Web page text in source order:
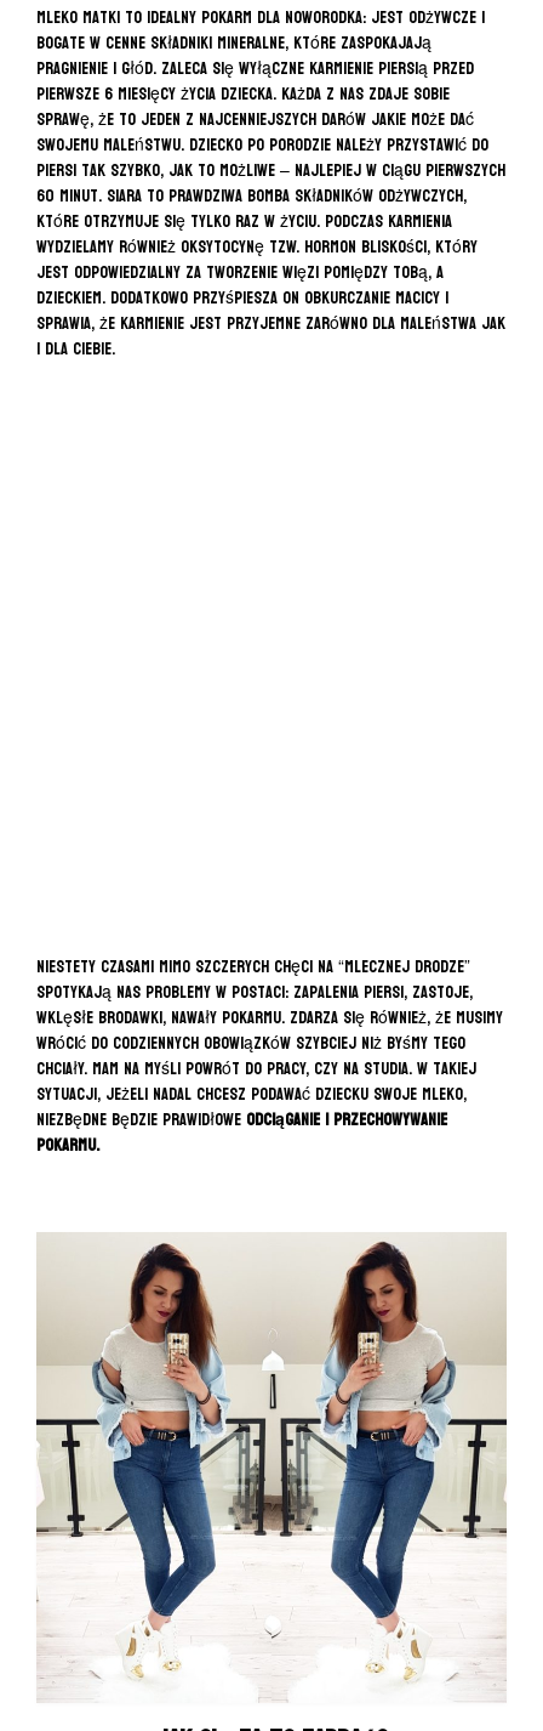
Mleko matki to idealny pokarm dla noworodka: jest odżywcze i
bogate w cenne składniki mineralne, które zaspokajają
pragnienie i głód. Zaleca się wyłączne karmienie piersią przed
pierwsze 6 miesięcy życia dziecka. Każda z nas zdaje sobie
sprawę, że to jeden z najcenniejszych darów jakie może dać
swojemu maleństwu. Dziecko po porodzie należy przystawić do
piersi tak szybko, jak to możliwe – najlepiej w ciągu pierwszych
60 minut. Siara to prawdziwa bomba składników odżywczych,
które otrzymuje się tylko raz w życiu. Podczas karmienia
wydzielamy również oksytocynę tzw. hormon bliskości, który
jest odpowiedzialny za tworzenie więzi pomiędzy Tobą, a
dzieckiem. Dodatkowo przyśpiesza on obkurczanie macicy i
sprawia, że karmienie jest przyjemne zarówno dla maleństwa jak
i dla Ciebie.
Niestety czasami mimo szczerych chęci na “mlecznej drodze”
spotykają nas problemy w postaci: zapalenia piersi, zastoje,
wklęsłe brodawki, nawały pokarmu. Zdarza się również, że musimy
wrócić do codziennych obowiązków szybciej niż byśmy tego
chciały. Mam na myśli powrót do pracy, czy na studia. W takiej
sytuacji, jeżeli nadal chcesz podawać dziecku swoje mleko,
niezbędne będzie prawidłowe odciąganie i przechowywanie
pokarmu.